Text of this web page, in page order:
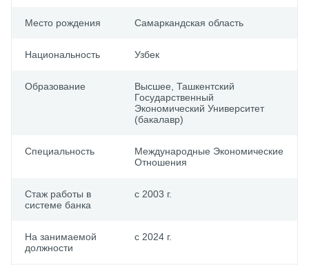
Место рождения Самаркандская область
Национальность Узбек
Образование
Выcшее, Ташкентский
Государственный
Экономический Университет
(бакалавр)
Специальность
Международные Экономические
Отношения
Стаж работы в
системе банка
с 2003 г.
На занимаемой
должности
с 2024 г.